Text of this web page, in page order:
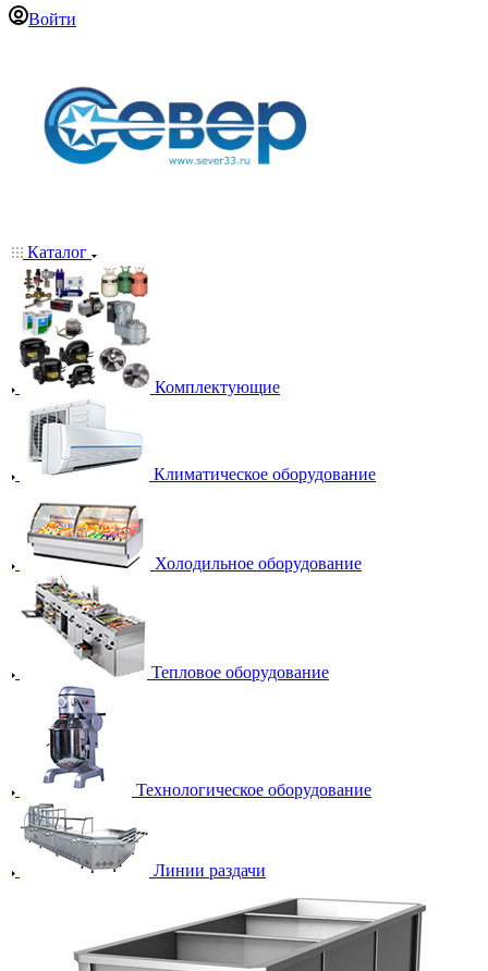
Войти
Каталог
Комплектующие
Климатическое оборудование
Холодильное оборудование
Тепловое оборудование
Технологическое оборудование
Линии раздачи